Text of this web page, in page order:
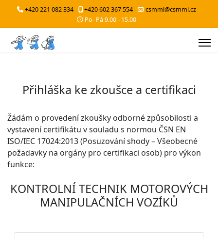
+420 221 082 334 +420 602 367 554
csmml@csmml.cz
Po- Pá 9.00 - 15.00
Přihláška ke zkoušce a certifikaci
Žádám o provedení zkoušky odborné způsobilosti a
vystavení certifikátu v souladu s normou ČSN EN
ISO/IEC 17024:2013 (Posuzování shody – Všeobecné
požadavky na orgány pro certifikaci osob) pro výkon
funkce:
KONTROLNÍ TECHNIK MOTOROVÝCH
MANIPULAČNÍCH VOZÍKŮ